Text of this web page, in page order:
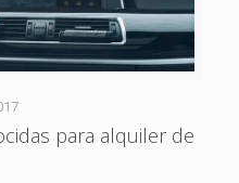
para alquiler de